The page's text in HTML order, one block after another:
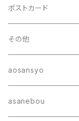
ポストカード
その他
ポーチ
帽子
aosansyo
asanebou